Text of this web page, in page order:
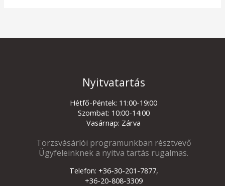
Nyitvatartás
Hétfő-Péntek: 11:00-19:00
Szombat: 10:00-14:00
Vasárnap: Zárva
Törzsvásárlói programunkban résztvevő
Ügyfeleinknek a nyitva tartás rugalmas.
Telefon: +36-30-201-7877,
+36-20-808-3309